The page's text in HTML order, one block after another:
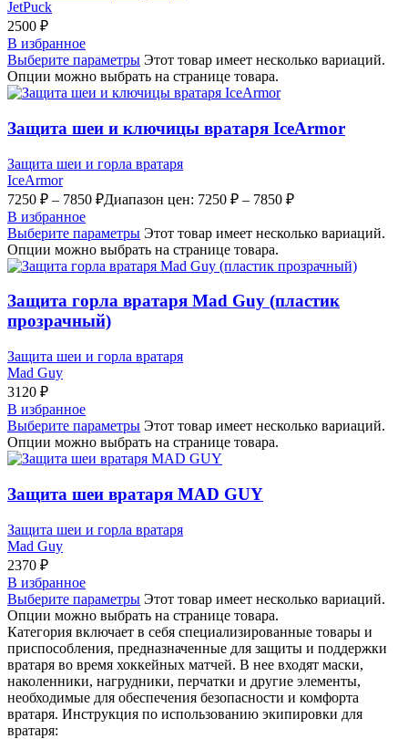
JetPuck
2500 ₽
В избранное
Выберите параметры Этот товар имеет несколько вариаций.
Опции можно выбрать на странице товара.
Защита шеи и ключицы вратаря IceArmor
Защита шеи и горла вратаря
IceArmor
7250 ₽ – 7850 ₽Диапазон цен: 7250 ₽ – 7850 ₽
В избранное
Выберите параметры Этот товар имеет несколько вариаций.
Опции можно выбрать на странице товара.
Защита горла вратаря Mad Guy (пластик
прозрачный)
Защита шеи и горла вратаря
Mad Guy
3120 ₽
В избранное
Выберите параметры Этот товар имеет несколько вариаций.
Опции можно выбрать на странице товара.
Защита шеи вратаря MAD GUY
Защита шеи и горла вратаря
Mad Guy
2370 ₽
В избранное
Выберите параметры Этот товар имеет несколько вариаций.
Опции можно выбрать на странице товара.
Категория включает в себя специализированные товары и
приспособления, предназначенные для защиты и поддержки
вратаря во время хоккейных матчей. В нее входят маски,
наколенники, нагрудники, перчатки и другие элементы,
необходимые для обеспечения безопасности и комфорта
вратаря. Инструкция по использованию экипировки для
вратаря: